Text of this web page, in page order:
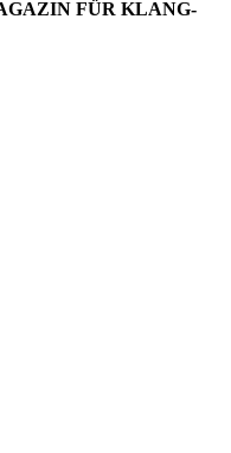
FÜR KLANG-